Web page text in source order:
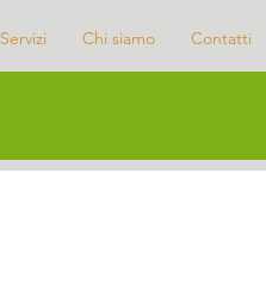
Servizi Chi siamo Contatti